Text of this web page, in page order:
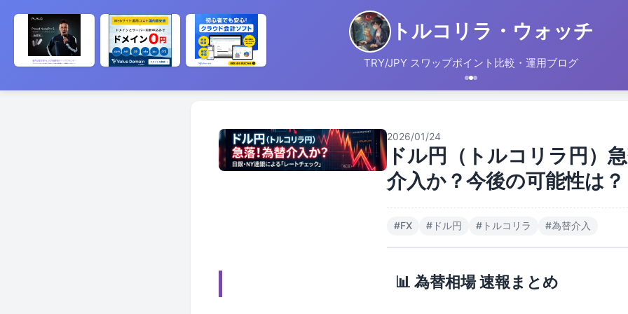
トルコリラ・ウォッチ
TRY/JPY スワップポイント比較・運用ブログ
2026/01/24
ドル円（トルコリラ円）
介入か？今後の可能性は？
#FX #ドル円 #トルコリラ #為替介入
📊 為替相場 速報まとめ